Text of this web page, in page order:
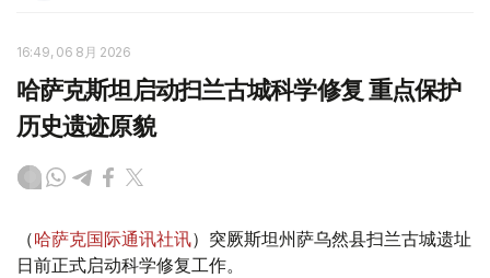
16:49, 06 8月 2026
哈萨克斯坦启动扫兰古城科学修复 重点保护
历史遗迹原貌
（哈萨克国际通讯社讯）突厥斯坦州萨乌然县扫兰古城遗址
日前正式启动科学修复工作。